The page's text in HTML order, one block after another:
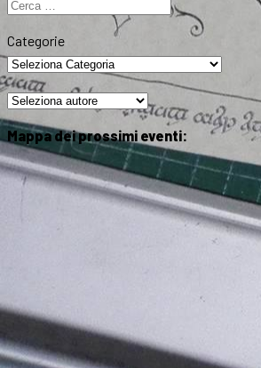
Categorie
Mappa dei prossimi eventi: